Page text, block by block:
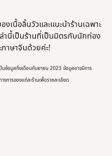
เนื้อลิ้นวัวและแนะนำร้านเฉพาะ
านี้เป็นร้านที่เป็นมิตรกับนักท่อง
าษาจีนด้วยค่ะ!
นข้อมูลถึงเดือนกันยายน 2023 ข้อมูลอาจมีการ
การของแต่ละร้านเพื่อรายละเอียด